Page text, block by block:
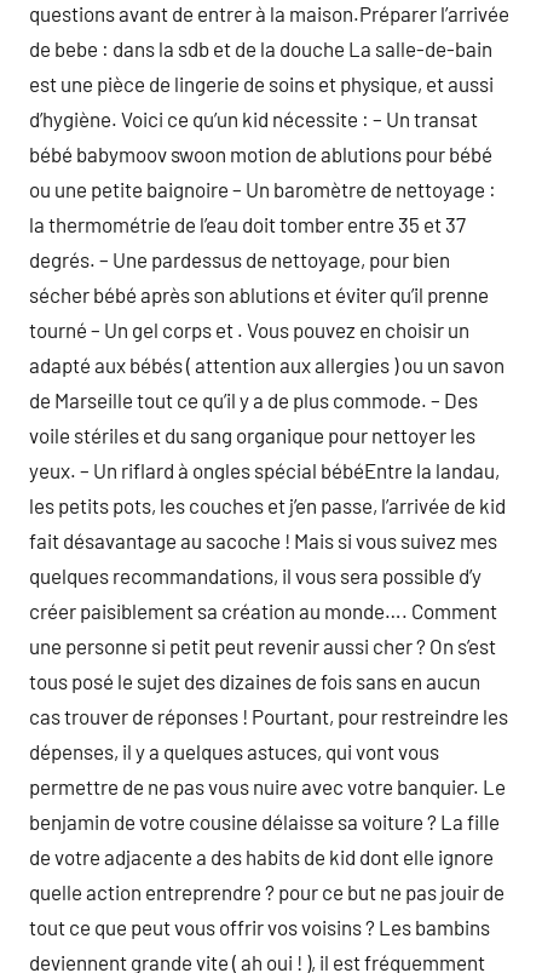
questions avant de entrer à la maison.Préparer l’arrivée
de bebe : dans la sdb et de la douche La salle-de-bain
est une pièce de lingerie de soins et physique, et aussi
d’hygiène. Voici ce qu’un kid nécessite : – Un transat
bébé babymoov swoon motion de ablutions pour bébé
ou une petite baignoire – Un baromètre de nettoyage :
la thermométrie de l’eau doit tomber entre 35 et 37
degrés. – Une pardessus de nettoyage, pour bien
sécher bébé après son ablutions et éviter qu’il prenne
tourné – Un gel corps et . Vous pouvez en choisir un
adapté aux bébés ( attention aux allergies ) ou un savon
de Marseille tout ce qu’il y a de plus commode. – Des
voile stériles et du sang organique pour nettoyer les
yeux. – Un riflard à ongles spécial bébéEntre la landau,
les petits pots, les couches et j’en passe, l’arrivée de kid
fait désavantage au sacoche ! Mais si vous suivez mes
quelques recommandations, il vous sera possible d’y
créer paisiblement sa création au monde…. Comment
une personne si petit peut revenir aussi cher ? On s’est
tous posé le sujet des dizaines de fois sans en aucun
cas trouver de réponses ! Pourtant, pour restreindre les
dépenses, il y a quelques astuces, qui vont vous
permettre de ne pas vous nuire avec votre banquier. Le
benjamin de votre cousine délaisse sa voiture ? La fille
de votre adjacente a des habits de kid dont elle ignore
quelle action entreprendre ? pour ce but ne pas jouir de
tout ce que peut vous offrir vos voisins ? Les bambins
deviennent grande vite ( ah oui ! ), il est fréquemment